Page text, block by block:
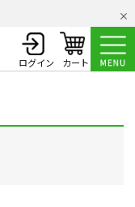
ログイン カート